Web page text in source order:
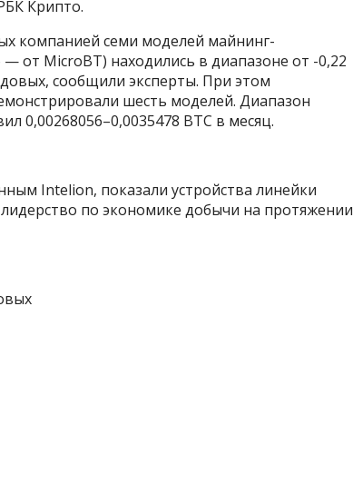
Крипто.
компанией семи моделей майнинг-
от MicroBT) находились в диапазоне от -0,22
сообщили эксперты. При этом
шесть моделей. Диапазон
0,00268056–0,0035478 BTC в месяц.
Intelion, показали устройства линейки
по экономике добычи на протяжении